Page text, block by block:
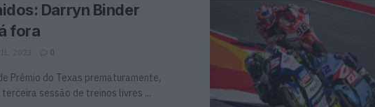
Darryn Binder
fora
2023 0
Prémio do Texas prematuramente,
sessão de treinos livres ...